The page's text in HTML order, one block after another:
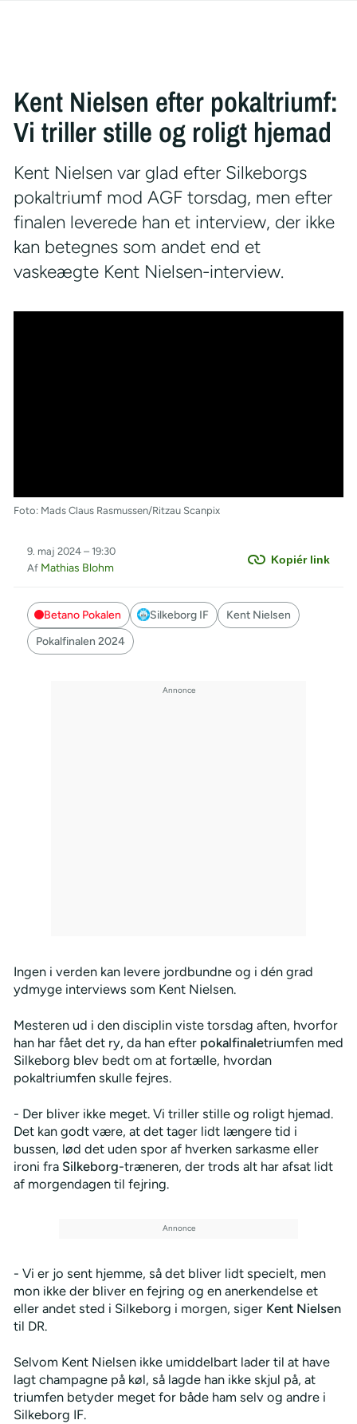
Kent Nielsen efter pokaltriumf:
Vi triller stille og roligt hjemad
Kent Nielsen var glad efter Silkeborgs
pokaltriumf mod AGF torsdag, men efter
finalen leverede han et interview, der ikke
kan betegnes som andet end et
vaskeægte Kent Nielsen-interview.
Foto: Mads Claus Rasmussen/Ritzau Scanpix
Kopiér link
9. maj 2024 – 19:30
Af Mathias Blohm
Betano Pokalen Silkeborg IF
Kent Nielsen
Pokalfinalen 2024
Ingen i verden kan levere jordbundne og i dén grad
ydmyge interviews som Kent Nielsen.
Mesteren ud i den disciplin viste torsdag aften, hvorfor
han har fået det ry, da han efter pokalfinaletriumfen med
Silkeborg blev bedt om at fortælle, hvordan
pokaltriumfen skulle fejres.
- Der bliver ikke meget. Vi triller stille og roligt hjemad.
Det kan godt være, at det tager lidt længere tid i
bussen, lød det uden spor af hverken sarkasme eller
ironi fra Silkeborg-træneren, der trods alt har afsat lidt
af morgendagen til fejring.
- Vi er jo sent hjemme, så det bliver lidt specielt, men
mon ikke der bliver en fejring og en anerkendelse et
eller andet sted i Silkeborg i morgen, siger Kent Nielsen
til DR.
Selvom Kent Nielsen ikke umiddelbart lader til at have
lagt champagne på køl, så lagde han ikke skjul på, at
triumfen betyder meget for både ham selv og andre i
Silkeborg IF.